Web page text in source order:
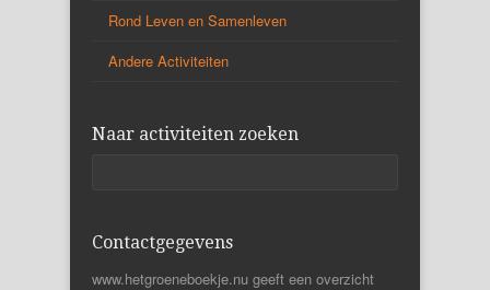
Rond Leven en Samenleven
Andere Activiteiten
Naar activiteiten zoeken
Contactgegevens
www.hetgroeneboekje.nu geeft een overzicht